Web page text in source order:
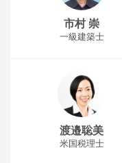
市村 崇
一級建築士
渡邉聡美
米国税理士